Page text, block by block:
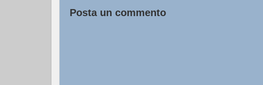
Posta un commento